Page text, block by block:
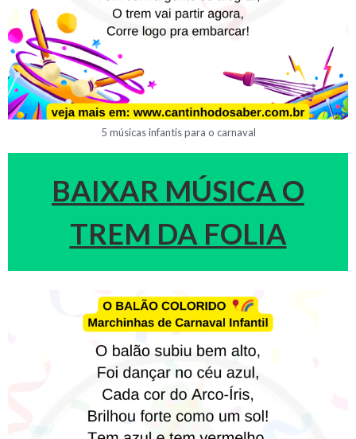
5 músicas infantis para o carnaval
BAIXAR MÚSICA O
TREM DA FOLIA